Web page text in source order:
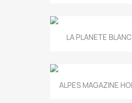
LA PLANETE
ALPES MAGAZINE